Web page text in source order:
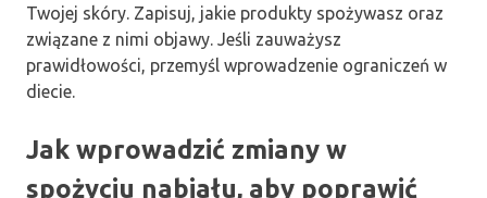
Twojej skóry. Zapisuj, jakie produkty spożywasz oraz
związane z nimi objawy. Jeśli zauważysz
prawidłowości, przemyśl wprowadzenie ograniczeń w
diecie.
Jak wprowadzić zmiany w
spożyciu nabiału, aby poprawić